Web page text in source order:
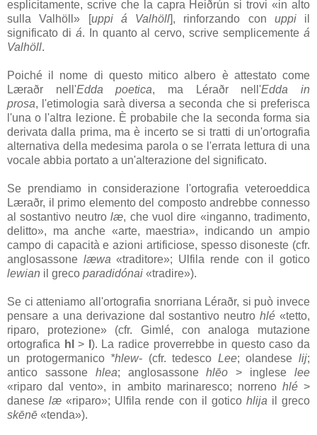
esplicitamente, scrive che la capra Heiðrún si trovi «in alto
sullaValhöll» [uppi á Valhöll], rinforzando con uppi il
significato di á. In quanto al cervo, scrive semplicementeá
Valhöll.
Poiché il nome di questo mitico albero è attestato come
Læraðr nell'Edda poetica, ma Léraðrnell'Edda in
prosa, l'etimologia sarà diversa a seconda che si preferisca
l'una o l'altra lezione. È probabile che la seconda forma sia
derivata dalla prima, ma è incerto se si tratti di un'ortografia
alternativa della medesima parola o se l'errata lettura di una
vocale abbia portato a un'alterazione del significato.
Se prendiamo in considerazione l'ortografia veteroeddica
Læraðr, il primo elemento del composto andrebbe connesso
al sostantivo neutrolæ, che vuol dire «inganno, tradimento,
delitto», ma anche «arte, maestria», indicando un ampio
campo di capacità e azioni artificiose, spesso disoneste (cfr.
anglosassone læwa«traditore»; Ulfila rende con il gotico
lewian il greco paradidónai «tradire»).
Se ci atteniamo all'ortografia snorriana Léraðr, si può invece
pensare a una derivazione dal sostantivo neutrohlé «tetto,
riparo, protezione» (cfr. Gimlé, con analoga mutazione
ortografica hl> ). La radice proverrebbe in questo caso da
un protogermanico *hlew- (cfr. tedesco Lee; olandeselij;
antico sassone hlea; anglosassonehlēo> ingleselee
«riparo dal vento», in ambito marinaresco; norreno hlé >
daneselæ«riparo»; Ulfila rende con il gotico hlija il greco
skēnē «tenda»).